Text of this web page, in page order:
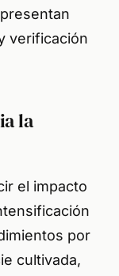
verificación
la
el impacto
por
cultivada,